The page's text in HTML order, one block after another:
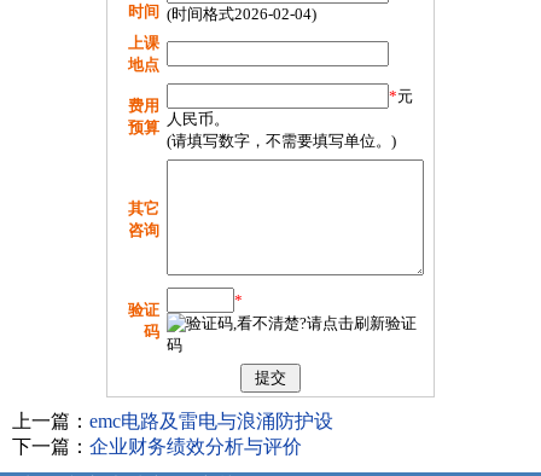
时间 (时间格式2026-02-04)
上课
地点
费用
预算
*元
人民币。
(请填写数字，不需要填写单位。)
其它
咨询
验证
码
*
上一篇： emc电路及雷电与浪涌防护设
下一篇： 企业财务绩效分析与评价